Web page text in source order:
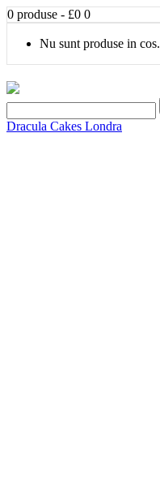
0 produse - £0 0
Nu sunt produse in cos.
Dracula Cakes Londra